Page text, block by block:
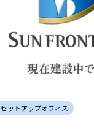
セットアップオフィス